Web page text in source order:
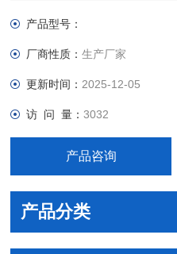
火，淬火深度为2.5-3mm，硬
产品型号：
厂商性质：生产厂家
更新时间： 2025-12-05
访 问 量：3032
产品咨询
产品分类